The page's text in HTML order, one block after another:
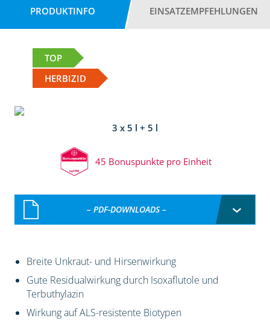
PRODUKTINFO EINSATZEMPFEHLUNGEN
TOP
HERBIZID
3 x 5 l + 5 l
45 Bonuspunkte pro Einheit
– PDF-DOWNLOADS –
Breite Unkraut- und Hirsenwirkung
Gute Residualwirkung durch Isoxaflutole und
Terbuthylazin
Wirkung auf ALS-resistente Biotypen